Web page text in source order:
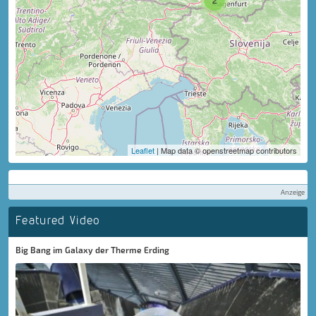
Leaflet | Map data © openstreetmap contributors
Anzeige
Featured Video
Big Bang im Galaxy der Therme Erding